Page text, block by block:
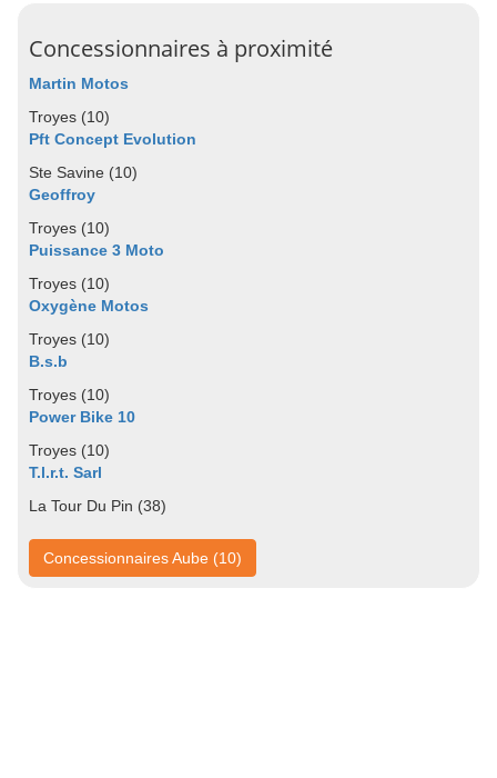
Concessionnaires à proximité
Martin Motos
Troyes (10)
Pft Concept Evolution
Ste Savine (10)
Geoffroy
Troyes (10)
Puissance 3 Moto
Troyes (10)
Oxygène Motos
Troyes (10)
B.s.b
Troyes (10)
Power Bike 10
Troyes (10)
T.l.r.t. Sarl
La Tour Du Pin (38)
Concessionnaires Aube (10)